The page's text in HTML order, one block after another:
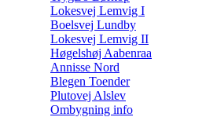
Lokesvej Lemvig I
Boelsvej Lundby
Lokesvej Lemvig II
Høgelshøj Aabenraa
Annisse Nord
Blegen Toender
Plutovej Alslev
Ombygning info